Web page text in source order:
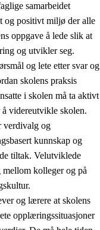
samarbeidet
og positivt miljø der alle
oppgave å lede slik at
og utvikler seg.
og lete etter svar og
skolens praksis
i skolen må ta aktivt
videreutvikle skolen.
verdivalg og
kunnskap og
tiltak. Velutviklede
kolleger og på
og lærere at skolens
opplæringssituasjoner